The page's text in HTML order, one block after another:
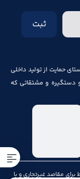
ثبت
حمایت از تولید داخلی
دستگیره و مشتقاتی که
، فنر های در ، لولا ،
در کابینت را به خود جلب
مقاصد غیرتجاری و با